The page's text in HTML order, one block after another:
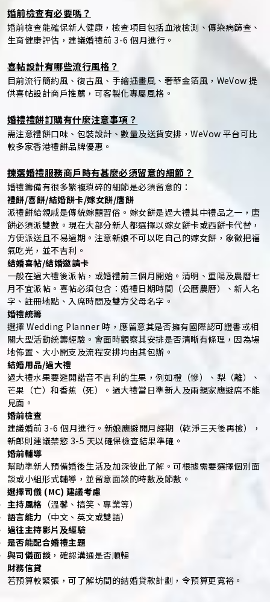
婚前檢查有必要嗎？
婚前檢查能確保新人健康，檢查項目包括血液檢測、傳染病篩查、
生育健康評估，建議婚禮前 3-6 個月進行。
喜帖設計有哪些流行風格？
目前流行簡約風、復古風、手繪插畫風、奢華金箔風，WeVow 提
供喜帖設計商戶推薦，可客製化專屬風格。
婚禮禮餅訂購有什麼注意事項？
需注意禮餅口味、包裝設計、數量及送貨安排，WeVow 平台可比
較多家香港禮餅品牌優惠。
揀選婚禮服務商戶時有甚麼必須留意的細節？
婚禮籌備有很多繁複瑣碎的細節是必須留意的：
禮餅/喜餅/結婚餅卡/嫁女餅/唐餅
派禮餅給親戚是傳統嫁囍習俗。嫁女餅是過大禮其中禮品之一，唐
餅必須派雙數。現在大部分新人都選擇以嫁女餅卡或西餅卡代替，
方便派送且不易過期。注意新娘不可以吃自己的嫁女餅，象徵把福
氣吃光，並不吉利。
結婚喜帖/結婚邀請卡
一般在過大禮後派帖，或婚禮前三個月開始。清明、重陽及農曆七
月不宜派帖。喜帖必須包含：婚禮日期時間（公曆農曆）、新人名
字、註冊地點、入席時間及雙方父母名字。
婚禮統籌
選擇 Wedding Planner 時，應留意其是否擁有國際認可證書或相
關大型活動統籌經驗。會面時觀察其安排是否清晰有條理，因為場
地佈置、大小開支及流程安排均由其包辦。
結婚用品/過大禮
過大禮水果要避開諧音不吉利的生果，例如橙（慘）、梨（離）、
芒果（亡）和香蕉（死）。過大禮當日準新人及兩親家應避席不能
見面。
婚前檢查
建議婚前 3-6 個月進行。新娘應避開月經期（乾淨三天後再檢），
新郎則建議禁慾 3-5 天以確保檢查結果準確。
婚前輔導
幫助準新人預備婚後生活及加深彼此了解。可根據需要選擇個別面
談或小組形式輔導，並留意面談的時數及節數。
選擇司儀 (MC) 建議考慮
主持風格 （溫馨、搞笑、專業等）
語言能力 （中文、英文或雙語）
過往主持影片及經驗
是否能配合婚禮主題
與司儀面談 ，確認溝通是否順暢
財務信貸
若預算較緊張，可了解坊間的結婚貸款計劃，令預算更寬裕。